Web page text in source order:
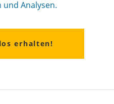
Analysen.
erhalten!